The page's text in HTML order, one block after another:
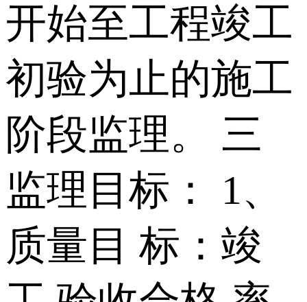
开始至工程竣工
初验为止的施工
阶段监理。 三
监理目标： 1、
质量目 标：竣